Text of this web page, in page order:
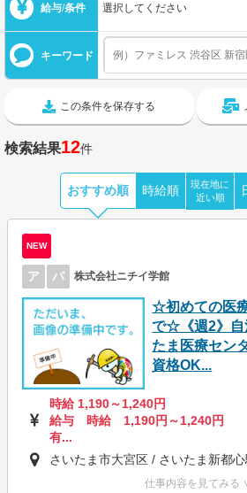
給与/条件 選択してください
キーワード
この条件を保存する
検索結果12件
おすすめ順 時給順
現在地に
近い順
NEW
ア パ 株式会社ニチイ学館
☆初めての医
で☆《週2》自
たま医療セン
資格OK...
時給 1,190～1,240円
給与 時給 1,190円～1,240円
有...
さいたま市大宮区 / さいたま新都心
仕事内容を見てみる